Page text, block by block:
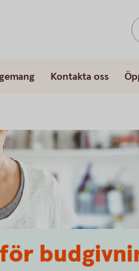
Kontakta oss